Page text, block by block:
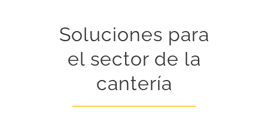
Soluciones para
el sector de la
cantería